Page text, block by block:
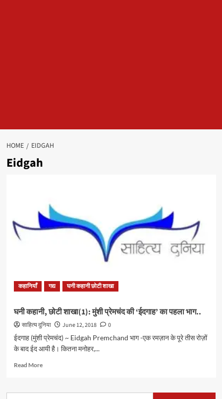
HOME EIDGAH
Eidgah
कहानियाँ गद्य घनी कहानी छोटी शाखा
घनी कहानी, छोटी शाखा(1): मुंशी प्रेमचंद की ‘ईदगाह’ का पहला भाग..
साहित्य दुनिया June 12, 2018
0
ईदगाह (मुंशी प्रेमचंद) ~ Eidgah Premchand भाग -एक रमज़ान के पूरे तीस रोज़ों
के बाद ईद आयी है। कितना मनोहर,...
Read MoreRead
घनी